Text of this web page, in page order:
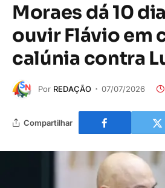
Moraes dá 10
ouvir Flávio em
calúnia contra
Por REDAÇÃO 07/07/2026
Compartilhar